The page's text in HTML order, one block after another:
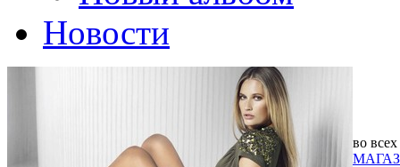
Новости
во всех